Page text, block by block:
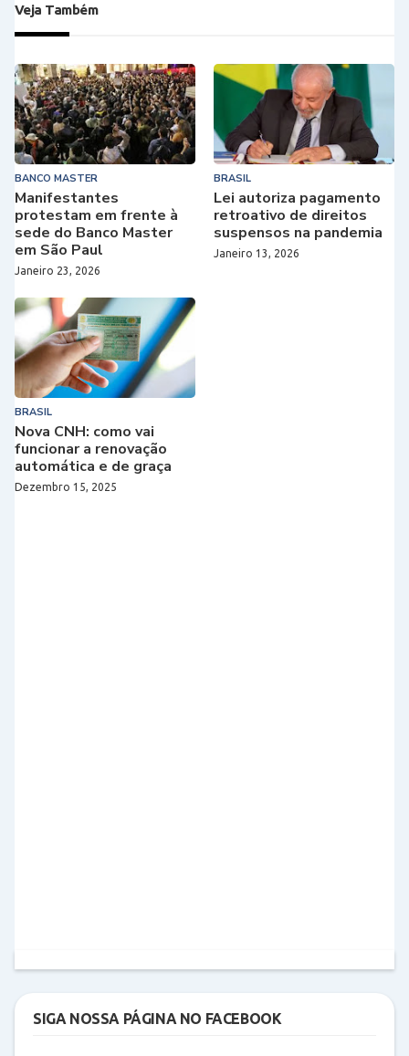
Veja Também
BANCO MASTER
Manifestantes
protestam em frente à
sede do Banco Master
em São Paul
Janeiro 23, 2026
BRASIL
Lei autoriza pagamento
retroativo de direitos
suspensos na pandemia
Janeiro 13, 2026
BRASIL
Nova CNH: como vai
funcionar a renovação
automática e de graça
Dezembro 15, 2025
SIGA NOSSA PÁGINA NO FACEBOOK